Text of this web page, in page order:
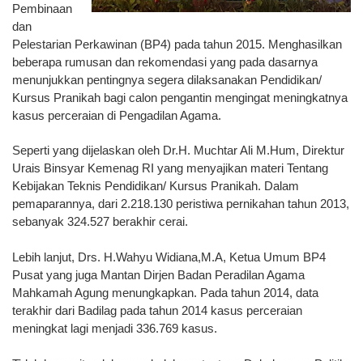
Pembinaan
dan
Pelestarian Perkawinan (BP4) pada tahun 2015. Menghasilkan
beberapa rumusan dan rekomendasi yang pada dasarnya
menunjukkan pentingnya segera dilaksanakan Pendidikan/
Kursus Pranikah bagi calon pengantin mengingat meningkatnya
kasus perceraian di Pengadilan Agama.
Seperti yang dijelaskan oleh Dr.H. Muchtar Ali M.Hum, Direktur
Urais Binsyar Kemenag RI yang menyajikan materi Tentang
Kebijakan Teknis Pendidikan/ Kursus Pranikah. Dalam
pemaparannya, dari 2.218.130 peristiwa pernikahan tahun 2013,
sebanyak 324.527 berakhir cerai.
Lebih lanjut, Drs. H.Wahyu Widiana,M.A, Ketua Umum BP4
Pusat yang juga Mantan Dirjen Badan Peradilan Agama
Mahkamah Agung menungkapkan. Pada tahun 2014, data
terakhir dari Badilag pada tahun 2014 kasus perceraian
meningkat lagi menjadi 336.769 kasus.